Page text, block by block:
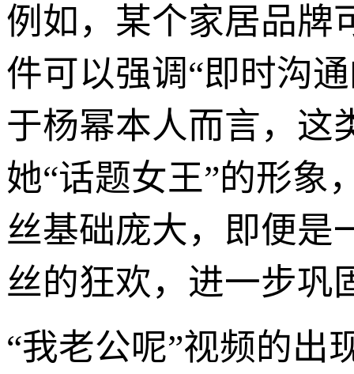
例如，某个家居品牌
件可以强调“即时沟
于杨幂本人而言，这
她“话题女王”的形象
丝基础庞大，即便是
丝的狂欢，进一步巩
“我老公呢”视频的出